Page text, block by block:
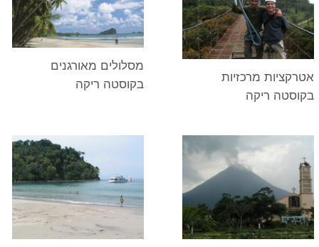
אטרקציות מרכזיות
בקוסטה ריקה
מסלולים מאורגנים
בקוסטה ריקה